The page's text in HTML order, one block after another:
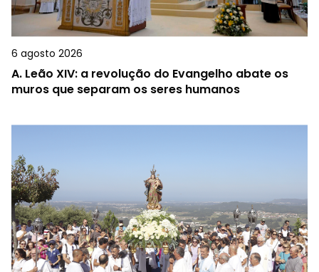
6 agosto 2026
A. Leão XIV: a revolução do Evangelho abate os
muros que separam os seres humanos